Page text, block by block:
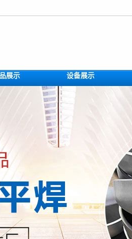
展示 设备展示